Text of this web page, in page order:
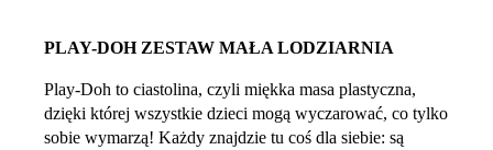
PLAY-DOH ZESTAW MAŁA LODZIARNIA
Play-Doh to ciastolina, czyli miękka masa plastyczna,
dzięki której wszystkie dzieci mogą wyczarować, co tylko
sobie wymarzą! Każdy znajdzie tu coś dla siebie: są